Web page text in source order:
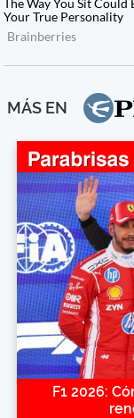
MÁS EN
F1 2026: